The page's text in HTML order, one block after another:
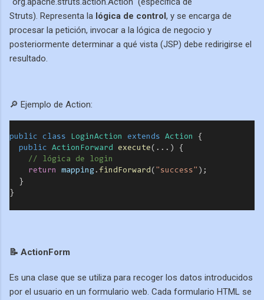
Struts). Representa la lógica de control, y se encarga de
procesar la petición, invocar a la lógica de negocio y
posteriormente determinar a qué vista (JSP) debe redirigirse el
resultado.
🔎 Ejemplo de Action:
public class LoginAction extends Action
{
public
ActionForward execute(...) {
// lógica de login
return
mapping . findForward ( "success" );
}
}
📝 ActionForm
Es una clase que se utiliza para recoger los datos introducidos
por el usuario en un formulario web. Cada formulario HTML se